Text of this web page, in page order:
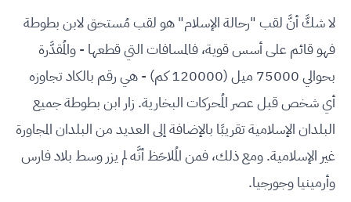
لا شكَّ أنَّ لقب "رحالة الإسلام" هو لقب مُستحق لابن بطوطة
فهو قائم على أسس قوية، فالمسافات التي قطعها - والمُقدَّرة
بحوالي 75000 ميل (120000 كم) - هي رقم بالكاد تجاوزه
أي شخص قبل عصر المُحركات البخارية. زار ابن بطوطة جميع
البلدان الإسلامية تقريبًا بالإضافة إلى العديد من البلدان المجاورة
غير الإسلامية. ومع ذلك، فمن المُلاحَظ أنَّه لم يزر وسط بلاد فارس
وأرمينيا وجورجيا.